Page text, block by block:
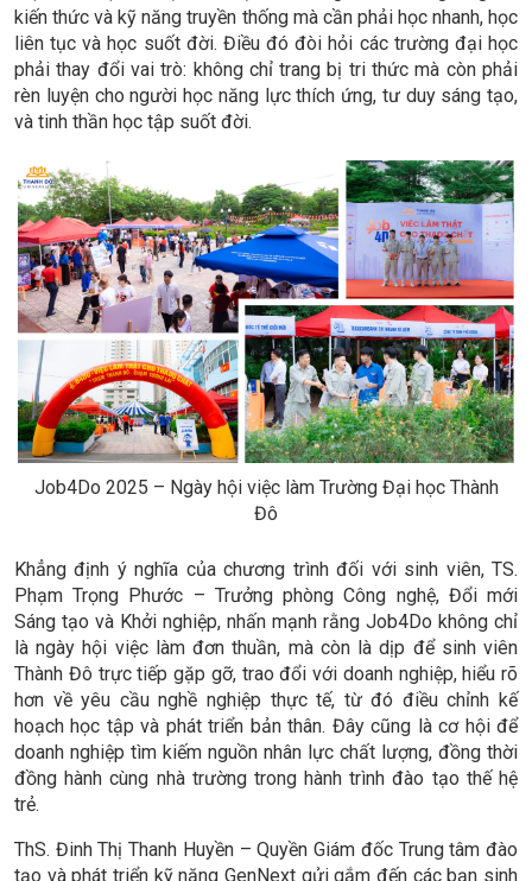
kiến thức và kỹ năng truyền thống mà cần phải học nhanh, học
liên tục và học suốt đời. Điều đó đòi hỏi các trường đại học
phải thay đổi vai trò: không chỉ trang bị tri thức mà còn phải
rèn luyện cho người học năng lực thích ứng, tư duy sáng tạo,
và tinh thần học tập suốt đời.
Job4Do 2025 – Ngày hội việc làm Trường Đại học Thành
Đô
Khẳng định ý nghĩa của chương trình đối với sinh viên, TS.
Phạm Trọng Phước – Trưởng phòng Công nghệ, Đổi mới
Sáng tạo và Khởi nghiệp, nhấn mạnh rằng Job4Do không chỉ
là ngày hội việc làm đơn thuần, mà còn là dịp để sinh viên
Thành Đô trực tiếp gặp gỡ, trao đổi với doanh nghiệp, hiểu rõ
hơn về yêu cầu nghề nghiệp thực tế, từ đó điều chỉnh kế
hoạch học tập và phát triển bản thân. Đây cũng là cơ hội để
doanh nghiệp tìm kiếm nguồn nhân lực chất lượng, đồng thời
đồng hành cùng nhà trường trong hành trình đào tạo thế hệ
trẻ.
ThS. Đinh Thị Thanh Huyền – Quyền Giám đốc Trung tâm đào
tạo và phát triển kỹ năng GenNext gửi gắm đến các bạn sinh